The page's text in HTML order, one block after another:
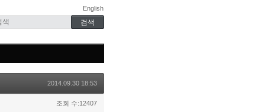
English
2014.09.30 18:53
조회 수:12407